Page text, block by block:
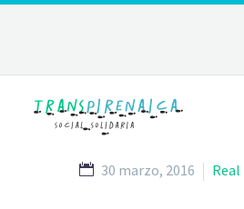
30 marzo, 2016